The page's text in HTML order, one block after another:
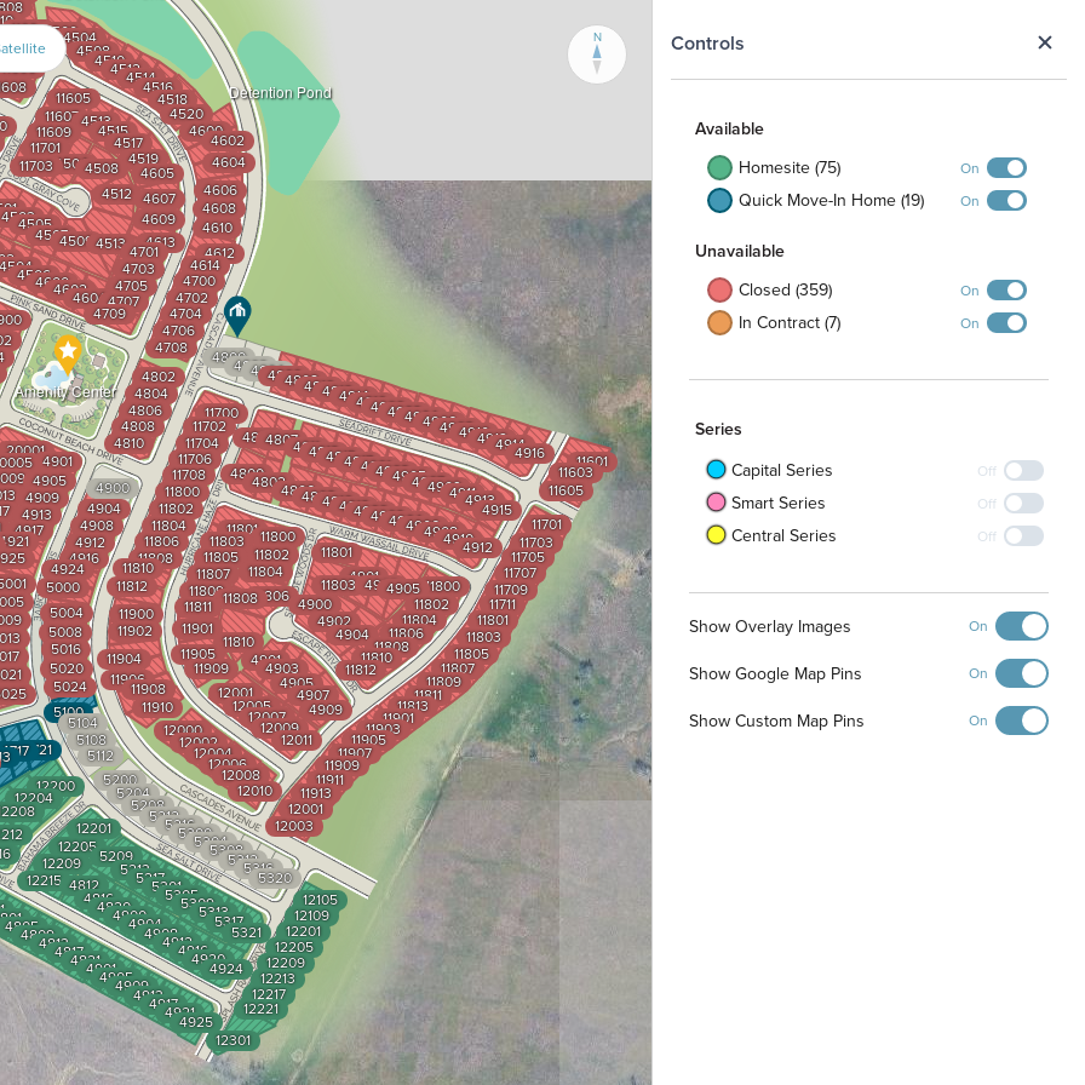
Controls
Available
Homesite (75)
On
Quick Move-In Home (19) On
Unavailable
Closed (359)
On
In Contract (7) On
Series
Capital Series
Off
Smart Series Off
Central Series Off
Show Overlay Images On
Show Google Map Pins On
Show Custom Map Pins On
5320
5316
5312
5308
5304
5300
5216
5212
5208
5204
5200
5112
5108
5104
5024
5020
5016
5008
5004
5000
49244916
4912
4908
4904
4905
4909
4913
4917
4921
11800
11802
11804
11806
11808
11810
11812
4904
4902
4900
11803
11801
490149034905
4909
4907
4905
4903
4901
11810
1180811806
11804
11802
11800
12011
12009
12007
12005
12001
11909
11905
11901
11811
11809
11807
11805
11803
11801
4800480248064808481048124900490249044906490849104912
4915
4913
4911
4909
4907
4905
4903
4901
4817
4815
4813
4811
4807
4805
11700
11702
11704
11706
11708
11800
11802
11804
11806
11808
11810
11812
11900
11902
11904
1190611908
11910
12000
12002
12004
12006
12008
12010
12003
12001
11913
11911
11909
11907
11905
1190311901
1181311811
11809
11807
11805
11803
11801
11711
11709
11707
11705
11703
11701
11605
1160311601
4916
4914
4912
4910
4908
4906
4904
4902
4900
4816
4814
4812
4810
4808
4806
4804
4802
4800
45044508
4512
4513
4509
4507
4505
4503
45044506460046024604
4709
4707
4705
4703
47014613
4609
4607
4605
4519
4517
4515
4513
11605
11607
11609
11701
11703
200014901
4900
4810
4808
4806
4804
4802
4708
4706
4704
4702
4700
4614
4612
4610
4608
4606
4604
4602
4600
4520
4518
4516
4514
4512
4510
4508
4504
4500
11604
11606
5100
12105
12109
12201
12205
12209
12213
12217
12221
12301
4925
4921
4917
4913
4909
4905
4901
4821
4817
4813
4809
4805
12204
12200
4721
4717
5321
4924
4920
4916
4912
4908
4904
4900
4820
4816
4812
12215
12209
12205
12201
5209
5213521753015305530953135317
Amenity Center
Detention Pond
N